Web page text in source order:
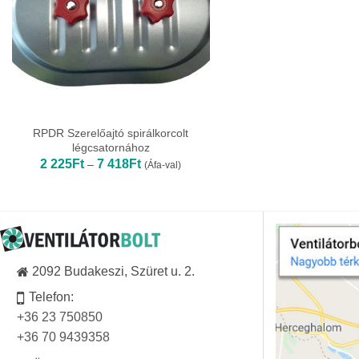
RPDR Szerelőajtó spirálkorcolt
légcsatornához
2 225Ft – 7 418FtÁrtartomány:
2
(Áfa-val)
2092 Budakeszi, Szüret u. 2.
Telefon:
+36 23 750850
+36 70 9439358